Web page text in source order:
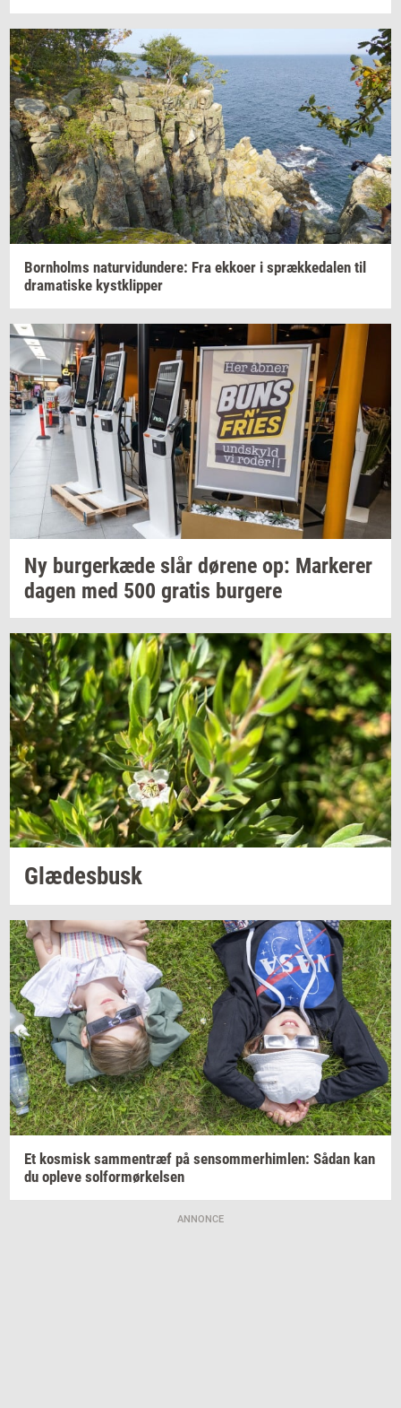
Born­holms na­tur­vi­dun­de­re: Fra ek­ko­er i spræk­ke­da­len til
dra­ma­ti­ske kyst­klip­per
Ny bur­ger­kæ­de slår dø­re­ne op: Mar­ke­rer
dagen med 500 gra­tis bur­ge­re
Glæ­des­busk
Et kos­misk sam­men­træf på sen­som­mer­him­len: Sådan kan
du op­le­ve sol­for­mør­kel­sen
ANNONCE